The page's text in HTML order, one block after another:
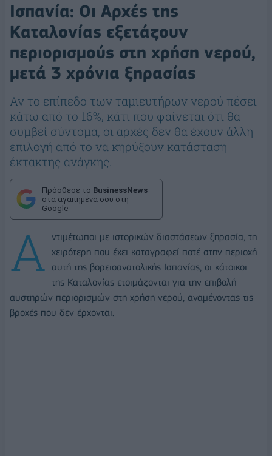
Ισπανία: Οι Αρχές της
Καταλονίας εξετάζουν
περιορισμούς στη χρήση νερού,
μετά 3 χρόνια ξηρασίας
Αν το επίπεδο των ταμιευτήρων νερού πέσει
κάτω από το 16%, κάτι που φαίνεται ότι θα
συμβεί σύντομα, οι αρχές δεν θα έχουν άλλη
επιλογή από το να κηρύξουν κατάσταση
έκτακτης ανάγκης.
Πρόσθεσε το BusinessNews
στα αγαπημένα σου στη
Google
Α ντιμέτωποι με ιστορικών διαστάσεων ξηρασία, τη
χειρότερη που έχει καταγραφεί ποτέ στην περιοχή
αυτή της βορειοανατολικής Ισπανίας, οι κάτοικοι
της Καταλονίας ετοιμάζονται για την επιβολή
αυστηρών περιορισμών στη χρήση νερού, αναμένοντας τις
βροχές που δεν έρχονται.